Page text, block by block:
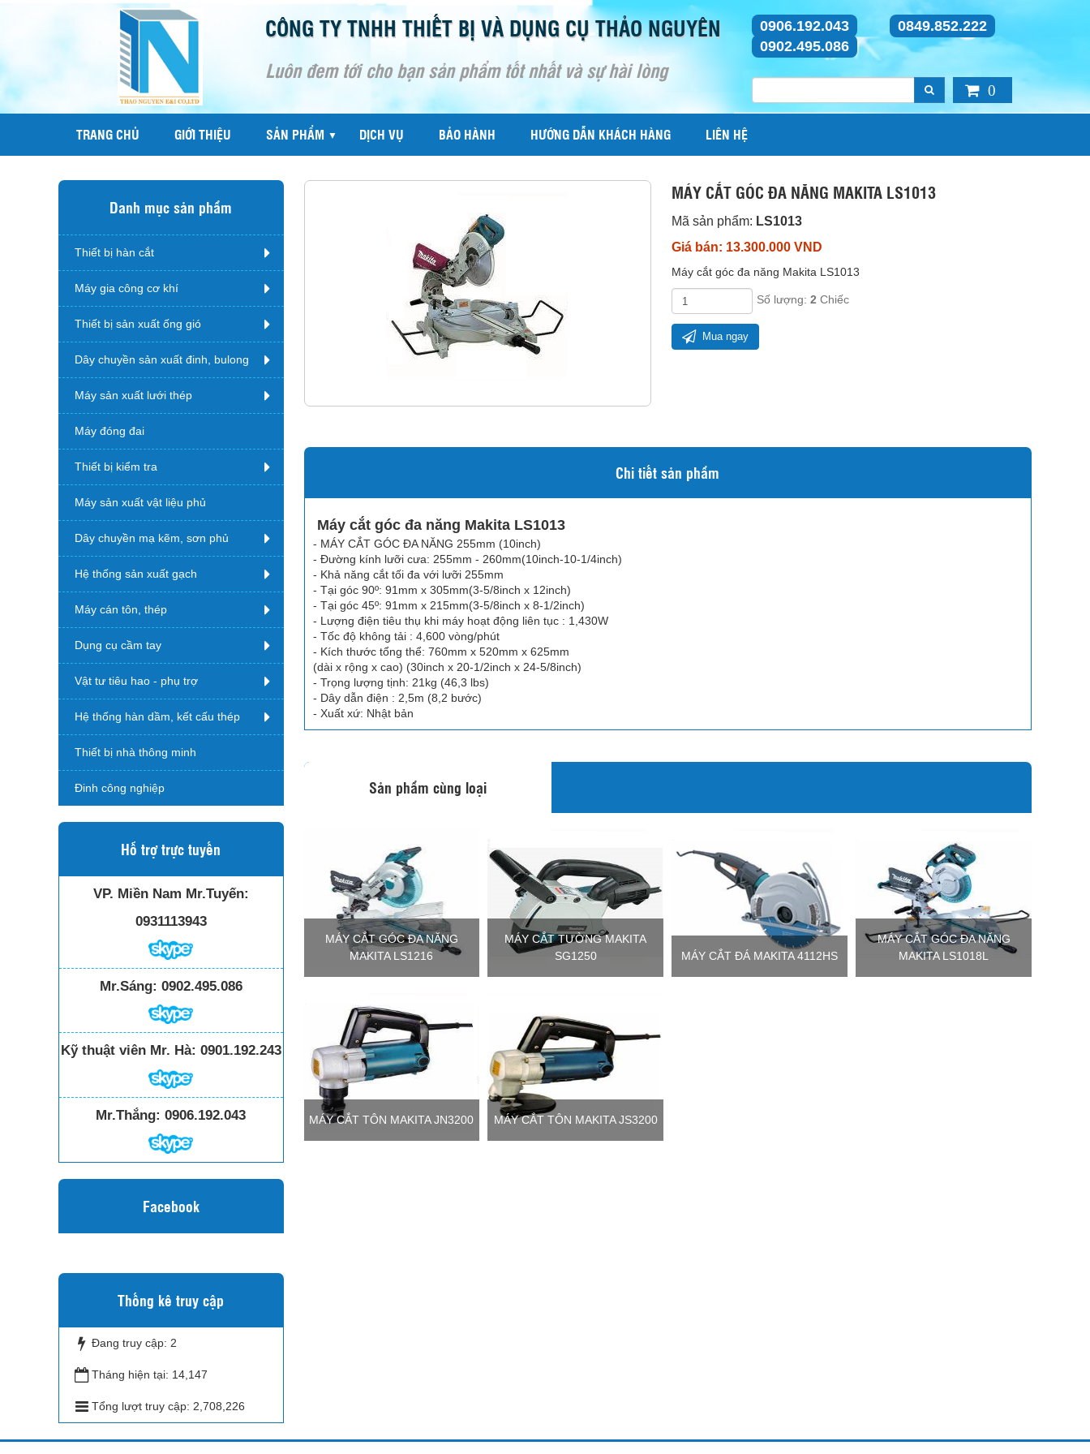
CÔNG TY TNHH THIẾT BỊ VÀ DỤNG CỤ THẢO NGUYÊN
Luôn đem tới cho bạn sản phẩm tốt nhất và sự hài lòng
0906.192.043
0849.852.222
0902.495.086
0
TRANG CHỦ GIỚI THIỆU SẢN PHẨM ▼ DỊCH VỤ BẢO HÀNH HƯỚNG DẪN KHÁCH HÀNG LIÊN HỆ
MÁY CẮT GÓC ĐA NĂNG MAKITA LS1013
Mã sản phẩm: LS1013
Giá bán: 13.300.000 VND
Máy cắt góc đa năng Makita LS1013
Số lượng:2 Chiếc
Mua ngay
Chi tiết sản phẩm
Máy cắt góc đa năng Makita LS1013
- MÁY CẮT GÓC ĐA NĂNG 255mm (10inch)
- Đường kính lưỡi cưa: 255mm - 260mm(10inch-10-1/4inch)
- Khả năng cắt tối đa với lưỡi 255mm
- Tại góc 90º: 91mm x 305mm(3-5/8inch x 12inch)
- Tại góc 45º: 91mm x 215mm(3-5/8inch x 8-1/2inch)
- Lượng điện tiêu thụ khi máy hoạt động liên tục : 1,430W
- Tốc độ không tải : 4,600 vòng/phút
- Kích thước tổng thể: 760mm x 520mm x 625mm
(dài x rộng x cao) (30inch x 20-1/2inch x 24-5/8inch)
- Trọng lượng tịnh: 21kg (46,3 lbs)
- Dây dẫn điện : 2,5m (8,2 bước)
- Xuất xứ: Nhật bản
Sản phẩm cùng loại
MÁY CẮT GÓC ĐA NĂNG
MAKITA LS1216
MÁY CẮT TƯỜNG MAKITA
SG1250
MÁY CẮT ĐÁ MAKITA 4112HS
MÁY CẮT GÓC ĐA NĂNG
MAKITA LS1018L
MÁY CẮT TÔN MAKITA JN3200 MÁY CẮT TÔN MAKITA JS3200
Danh mục sản phẩm
Thiết bị hàn cắt
Máy gia công cơ khí
Thiết bị sản xuất ống gió
Dây chuyền sản xuất đinh, bulong
Máy sản xuất lưới thép
Máy đóng đai
Thiết bị kiểm tra
Máy sản xuất vật liệu phủ
Dây chuyền mạ kẽm, sơn phủ
Hệ thống sản xuất gạch
Máy cán tôn, thép
Dụng cụ cầm tay
Vật tư tiêu hao - phụ trợ
Hệ thống hàn dầm, kết cấu thép
Thiết bị nhà thông minh
Đinh công nghiệp
Hỗ trợ trực tuyến
VP. Miền Nam Mr.Tuyến:
0931113943
Mr.Sáng: 0902.495.086
Kỹ thuật viên Mr. Hà: 0901.192.243
Mr.Thắng: 0906.192.043
Facebook
Thống kê truy cập
Đang truy cập: 2
Tháng hiện tại: 14,147
Tổng lượt truy cập: 2,708,226